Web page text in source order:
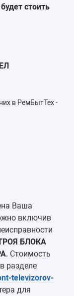
стоить
в РемБытТех -
Ваша
включив
БЛОКА
. Стоимость
разделе
televizorov-
для